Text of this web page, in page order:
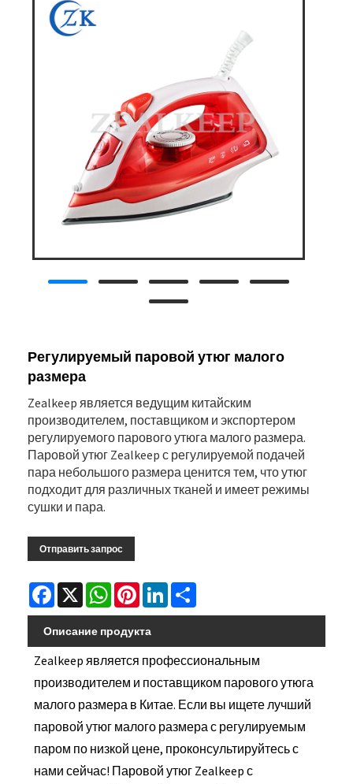
Регулируемый паровой утюг малого
размера
Zealkeep является ведущим китайским
производителем, поставщиком и экспортером
регулируемого парового утюга малого размера.
Паровой утюг Zealkeep с регулируемой подачей
пара небольшого размера ценится тем, что утюг
подходит для различных тканей и имеет режимы
сушки и пара.
Отправить запрос
Facebook
X WhatsAppPinterestLinkedIn
Описание продукта
Zealkeep является профессиональным
производителем и поставщиком парового утюга
малого размера в Китае. Если вы ищете лучший
паровой утюг малого размера с регулируемым
паром по низкой цене, проконсультируйтесь с
нами сейчас! Паровой утюг Zealkeep с